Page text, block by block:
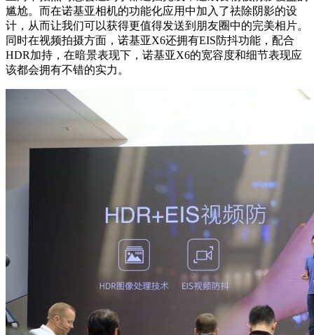
尴尬。而在诺基亚相机的功能化应用中加入了祛除阴影的设
计，从而让我们可以获得更值得发送到朋友圈中的完美相片。
同时在视频拍摄方面，诺基亚X6还拥有EIS防抖功能，配合
HDR加持，在暗景表现下，诺基亚X6的宽容度和细节表现应
该都会拥有不错的实力。